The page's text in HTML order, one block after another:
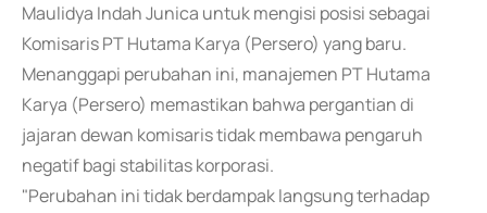
Maulidya Indah Junica untuk mengisi posisi sebagai
Komisaris PT Hutama Karya (Persero) yang baru.
Menanggapi perubahan ini, manajemen PT Hutama
Karya (Persero) memastikan bahwa pergantian di
jajaran dewan komisaris tidak membawa pengaruh
negatif bagi stabilitas korporasi.
"Perubahan ini tidak berdampak langsung terhadap